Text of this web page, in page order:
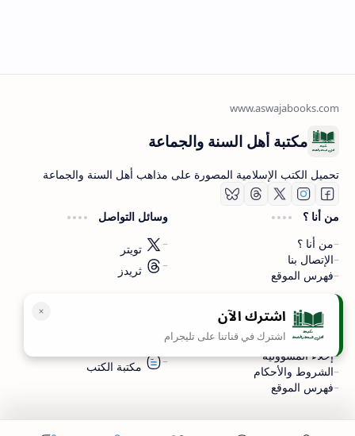
اشترك الآن
اشترك في قناتنا على تليجرام
مكتبة أهل السنة والجماعة
تحميل الكتب الإسلامية المصورة على مذاهب أهل السنة والجماعة
من أنا ؟
من أنا ؟
الإتصال بنا
فهرس الموقع
وسائل التواصل
تويتر
ثريدز
سياسة الخصوصية
سياسة الخصوصية
إخلاء المسؤولية
الشروط والأحكام
فهرس الموقع
مكتبة الكتب